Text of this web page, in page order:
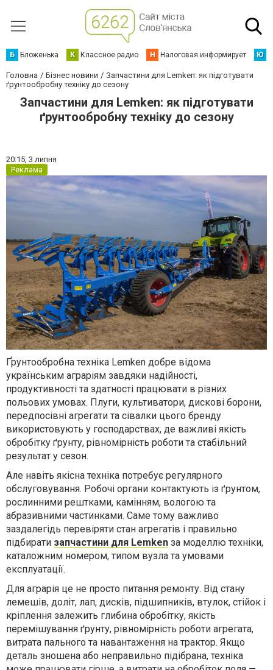
Б Бложенька К Классное радио Н Налоговая информирует Ю
Головна Бізнес новини
Запчастини для Lemken: як підготувати
ґрунтообробну техніку до сезону
Запчастини для Lemken: як підготувати
ґрунтообробну техніку до сезону
20:15, 3 липня
Реклама
Ґрунтообробна техніка Lemken добре відома
українським аграріям завдяки надійності,
продуктивності та здатності працювати в різних
польових умовах. Плуги, культиватори, дискові борони,
передпосівні агрегати та сівалки цього бренду
використовують у господарствах, де важливі якість
обробітку ґрунту, рівномірність роботи та стабільний
результат у сезон.
Але навіть якісна техніка потребує регулярного
обслуговування. Робочі органи контактують із ґрунтом,
рослинними рештками, камінням, вологою та
абразивними частинками. Саме тому важливо
заздалегідь перевіряти стан агрегатів і правильно
підбирати запчастини для Lemken за моделлю техніки,
каталожним номером, типом вузла та умовами
експлуатації.
Для аграрія це не просто питання ремонту. Від стану
лемешів, доліт, лап, дисків, підшипників, втулок, стійок і
кріплення залежить глибина обробітку, якість
перемішування ґрунту, рівномірність роботи агрегата,
витрата пального та навантаження на трактор. Якщо
деталь зношена або неправильно підібрана, техніка